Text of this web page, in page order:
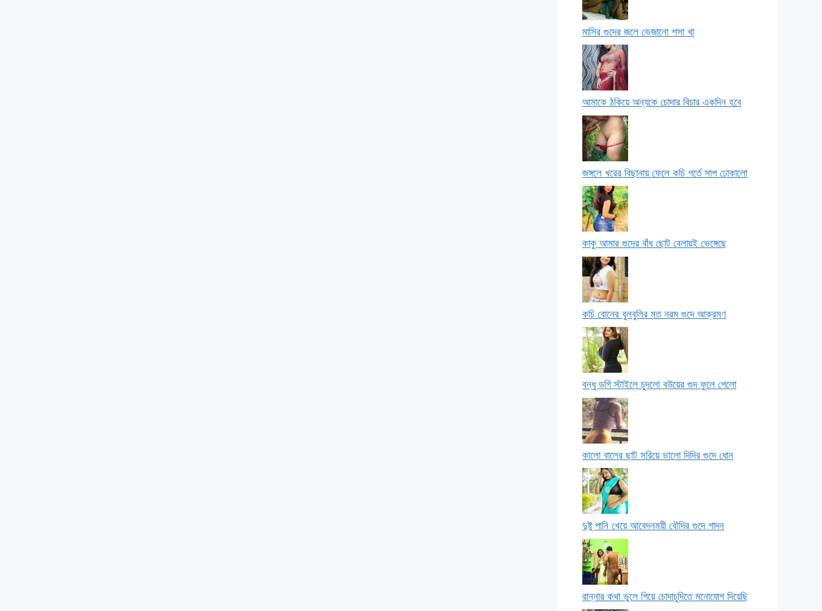
মাসির গুদের জলে ভেজানো শসা খা
আমাকে ঠকিয়ে অন্যকে চোদার বিচার একদিন হবে
জঙ্গলে খরের বিছানায় ফেলে কচি গর্তে সাপ ঢোকালো
কাকু আমার গুদের বাঁধ ছোট বেলায়ই ভেঙ্গেছে
কচি বোনের বুলবুলির মত নরম গুদে আক্রমণ
বন্ধু ডগি স্টাইলে চুদলো বউয়ের গুদ ফুলে গেলো
কালো বালের ছাট সরিয়ে ভালো দিদির গুদে ধোন
দুষ্টু পানি খেয়ে আবেদনময়ী বৌদির গুদে গাদন
রান্নার কথা ভুলে গিয়ে চোদাচুদিতে মনোযোগ দিয়েছি